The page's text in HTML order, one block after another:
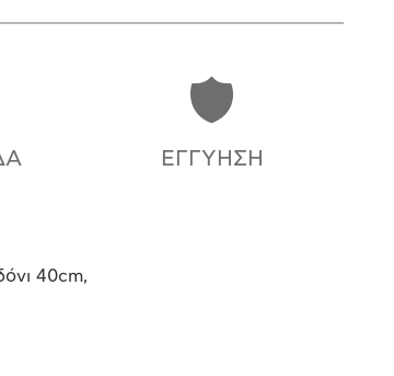
ΕΓΓΎΗΣΗ
40cm,